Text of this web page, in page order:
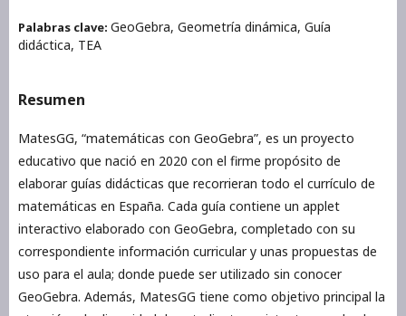
Palabras clave: GeoGebra, Geometría dinámica, Guía
didáctica, TEA
Resumen
MatesGG, “matemáticas con GeoGebra”, es un proyecto
educativo que nació en 2020 con el firme propósito de
elaborar guías didácticas que recorrieran todo el currículo de
matemáticas en España. Cada guía contiene un applet
interactivo elaborado con GeoGebra, completado con su
correspondiente información curricular y unas propuestas de
uso para el aula; donde puede ser utilizado sin conocer
GeoGebra. Además, MatesGG tiene como objetivo principal la